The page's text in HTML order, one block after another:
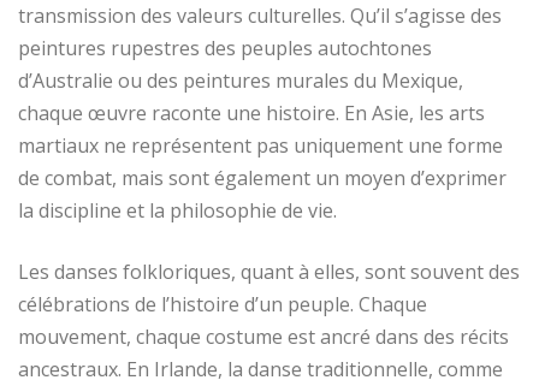
transmission des valeurs culturelles. Qu’il s’agisse des
peintures rupestres des peuples autochtones
d’Australie ou des peintures murales du Mexique,
chaque œuvre raconte une histoire. En Asie, les arts
martiaux ne représentent pas uniquement une forme
de combat, mais sont également un moyen d’exprimer
la discipline et la philosophie de vie.
Les danses folkloriques, quant à elles, sont souvent des
célébrations de l’histoire d’un peuple. Chaque
mouvement, chaque costume est ancré dans des récits
ancestraux. En Irlande, la danse traditionnelle, comme